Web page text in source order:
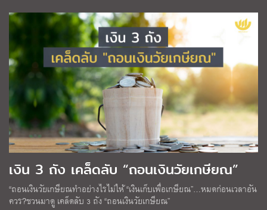
เงิน 3 ถัง เคล็ดลับ “ถอนเงินวัยเกษียณ”
“ถอนเงินวัยเกษียณทำอย่างไรไม่ให้ “เงินเก็บเพื่อเกษียณ”…หมดก่อนเวลาอัน
ควร?ชวนมาดู เคล็ดลับ 3 ถัง “ถอนเงินวัยเกษียณ”